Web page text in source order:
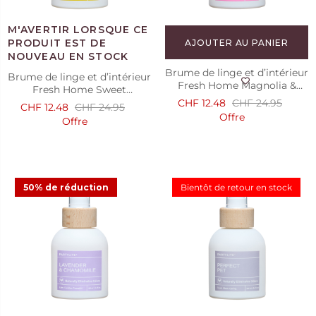
Brume de linge et d’intérieur
Fresh Home Sweet
Amberwood & Jasmine
CHF 12.48 CHF 24.95
Offre
AJOUTER AU PANIER
Brume de linge et d’intérieur
Fresh Home Magnolia &
White Patchouli
CHF 12.48 CHF 24.95
Offre
50% de réduction Bientôt de retour en stock